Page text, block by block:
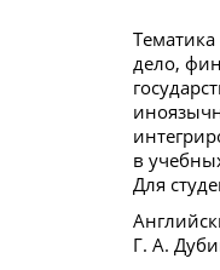
дело,
в
Для
Г. А.